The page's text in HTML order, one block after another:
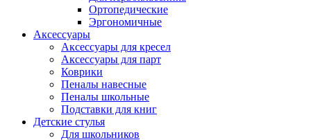
Ортопедические
Эргономичные
Аксессуары
Аксессуары для кресел
Аксессуары для парт
Коврики
Пеналы навесные
Пеналы школьные
Подставки для книг
Детские стулья
Для школьников